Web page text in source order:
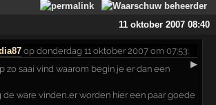
11 oktober 2007 08:40
op donderdag 11 oktober 2007 om 07:53:
▶
zo saai vind waarom begin je er dan een
ware vinden..er worden hier een paar goede